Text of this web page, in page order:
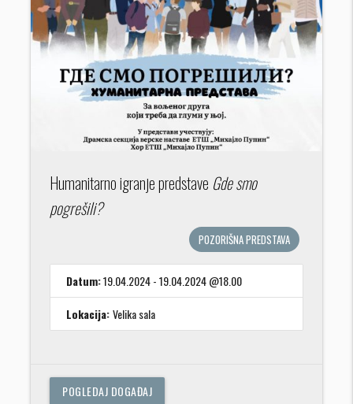
Humanitarno igranje predstave Gde smo
pogrešili?
POZORIŠNA PREDSTAVA
Datum:19.04.2024 - 19.04.2024 @18.00
Lokacija:Velika sala
POGLEDAJ DOGAĐAJ